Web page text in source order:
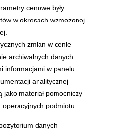
cenowe były
w okresach wzmożonej
zmian w cenie –
archiwalnych danych
informacjami w panelu.
analitycznej –
jako materiał pomocniczy
operacyjnych podmiotu.
danych